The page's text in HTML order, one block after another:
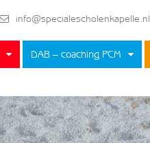
info@specialescholenkapelle.nl
DAB – coaching PCM